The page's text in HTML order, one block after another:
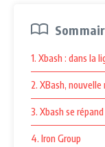
1. Xbash : dans la
2. XBash,
3. Xbash se
4. Iron Group